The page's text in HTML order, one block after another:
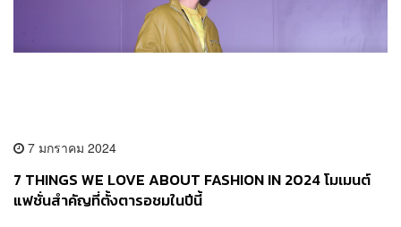
7 มกราคม 2024
7 THINGS WE LOVE ABOUT FASHION IN 2024 โมเมนต์
แฟชั่นสำคัญที่ตั้งตารอชมในปีนี้